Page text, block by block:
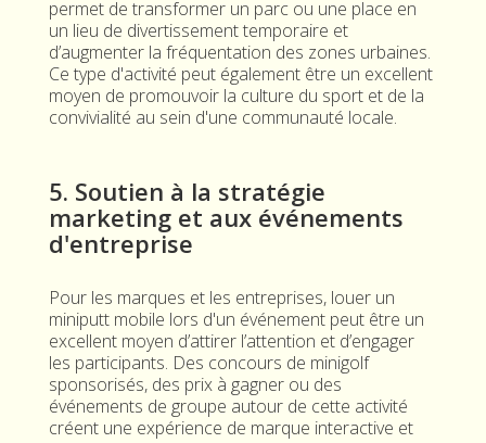
permet de transformer un parc ou une place en
un lieu de divertissement temporaire et
d’augmenter la fréquentation des zones urbaines.
Ce type d'activité peut également être un excellent
moyen de promouvoir la culture du sport et de la
convivialité au sein d'une communauté locale.
5. Soutien à la stratégie
marketing et aux événements
d'entreprise
Pour les marques et les entreprises, louer un
miniputt mobile lors d'un événement peut être un
excellent moyen d’attirer l’attention et d’engager
les participants. Des concours de minigolf
sponsorisés, des prix à gagner ou des
événements de groupe autour de cette activité
créent une expérience de marque interactive et